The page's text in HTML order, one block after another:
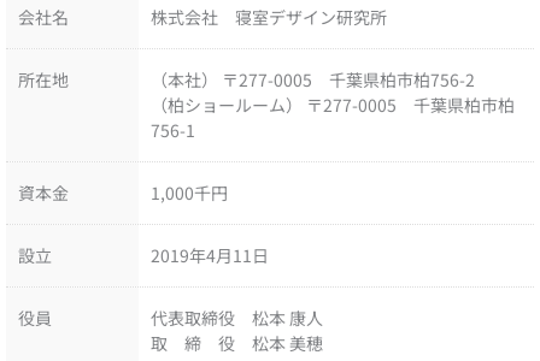
会社名 株式会社 寝室デザイン研究所
所在地
（本社） 〒277-0005 千葉県柏市柏756-2
（柏ショールーム） 〒277-0005 千葉県柏市柏
756-1
資本金 1,000千円
設立 2019年4月11日
役員
代表取締役 松本 康人
取 締 役 松本 美穂